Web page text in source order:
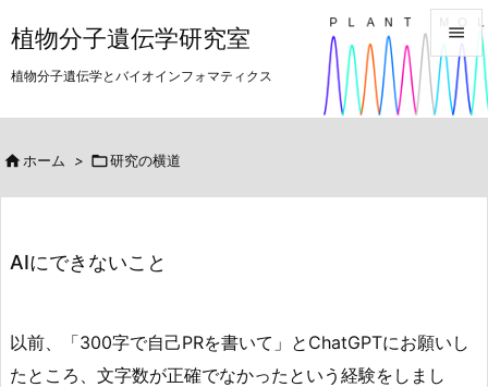
植物分子遺伝学研究室
植物分子遺伝学とバイオインフォマティクス


メニュ

 ホーム > 研究の横道
AIにできないこと
以前、「300字で自己PRを書いて」とChatGPTにお願いし
たところ、文字数が正確でなかったという経験をしまし